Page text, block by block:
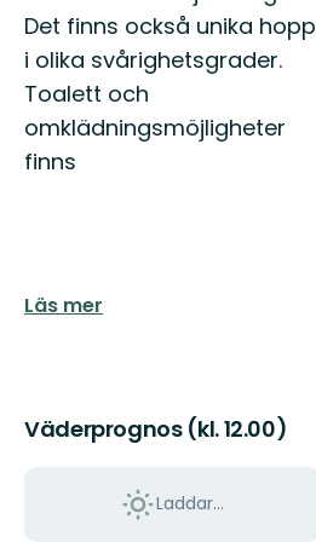
Det finns också unika hopp
i olika svårighetsgrader.
Toalett och
omklädningsmöjligheter
finns
Läs mer
Väderprognos (kl. 12.00)
Laddar...